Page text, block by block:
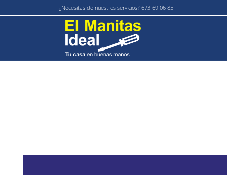
¿Necesitas de nuestros servicios? 673 69 06 85